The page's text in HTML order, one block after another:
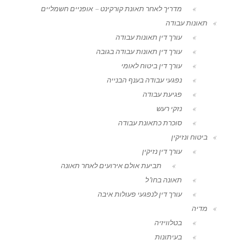
מדריך לאחר תאונת קורקינט – אופניים חשמליים
תאונות עבודה
עורך דין תאונות עבודה
עורך דין תאונות עבודה בגובה
עורך דין ביטוח לאומי
נפגעי עבודה בענף הבנייה
פגיעת עבודה
נזקי רעש
סוכרת כתאונת עבודה
ביטוח ונזיקין
עורך דין נזיקין
תביעת אולם אירועים לאחר תאונה
תאונה בחו"ל
עורך דין לנפגעי פעולות איבה
מדיה
בטלוויזיה
בעיתונות